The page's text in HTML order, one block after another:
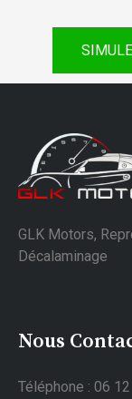
GLK Motors,
Décalaminage
Nous
Téléphone : 06